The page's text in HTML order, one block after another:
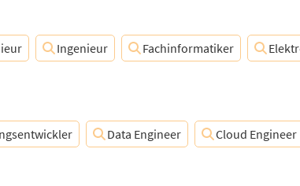
Ingenieur Fachinformatiker
Data Engineer
Cloud Engineer